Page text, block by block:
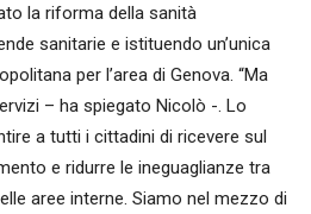
la riforma della sanità
sanitarie e istituendo un’unica
per l’area di Genova. “Ma
– ha spiegato Nicolò -. Lo
a tutti i cittadini di ricevere sul
e ridurre le ineguaglianze tra
aree interne. Siamo nel mezzo di